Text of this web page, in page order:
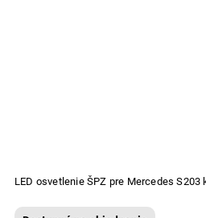
LED osvetlenie ŠPZ pre Mercedes S203